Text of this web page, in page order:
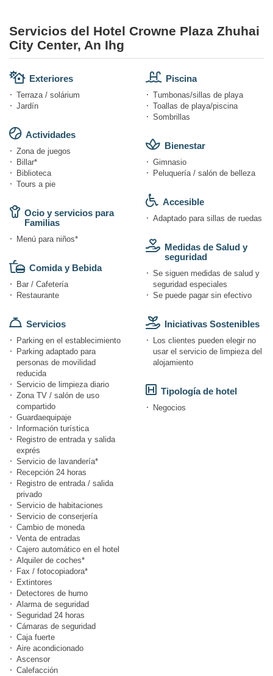
Servicios del Hotel Crowne Plaza Zhuhai
City Center, An Ihg
Exteriores
Terraza / solárium
Jardín
Actividades
Zona de juegos
Billar*
Biblioteca
Tours a pie
Ocio y servicios para
Familias
Menú para niños*
Comida y Bebida
Bar / Cafetería
Restaurante
Servicios
Parking en el establecimiento
Parking adaptado para
personas de movilidad
reducida
Servicio de limpieza diario
Zona TV / salón de uso
compartido
Guardaequipaje
Información turística
Registro de entrada y salida
exprés
Servicio de lavandería*
Recepción 24 horas
Registro de entrada / salida
privado
Servicio de habitaciones
Servicio de conserjería
Cambio de moneda
Venta de entradas
Cajero automático en el hotel
Alquiler de coches*
Fax / fotocopiadora*
Extintores
Detectores de humo
Alarma de seguridad
Seguridad 24 horas
Cámaras de seguridad
Caja fuerte
Aire acondicionado
Ascensor
Calefacción
Piscina
Tumbonas/sillas de playa
Toallas de playa/piscina
Sombrillas
Bienestar
Gimnasio
Peluquería / salón de belleza
Accesible
Adaptado para sillas de ruedas
Medidas de Salud y
seguridad
Se siguen medidas de salud y
seguridad especiales
Se puede pagar sin efectivo
Iniciativas Sostenibles
Los clientes pueden elegir no
usar el servicio de limpieza del
alojamiento
Tipología de hotel
Negocios